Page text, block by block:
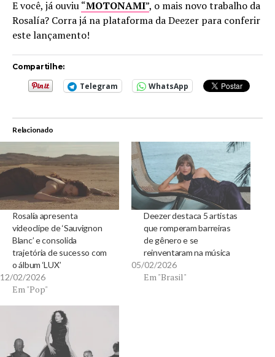
E você, já ouviu“MOTONAMI”, o mais novo trabalho da
Rosalía? Corra já na plataforma da Deezer para conferir
este lançamento!
Compartilhe:
Telegram WhatsApp
Relacionado
Rosalía apresenta
videoclipe de ‘Sauvignon
Blanc’ e consolida
trajetória de sucesso com
o álbum ‘LUX’
12/02/2026
Em "Pop"
Deezer destaca 5 artistas
que romperam barreiras
de gênero e se
reinventaram na música
05/02/2026
Em "Brasil"